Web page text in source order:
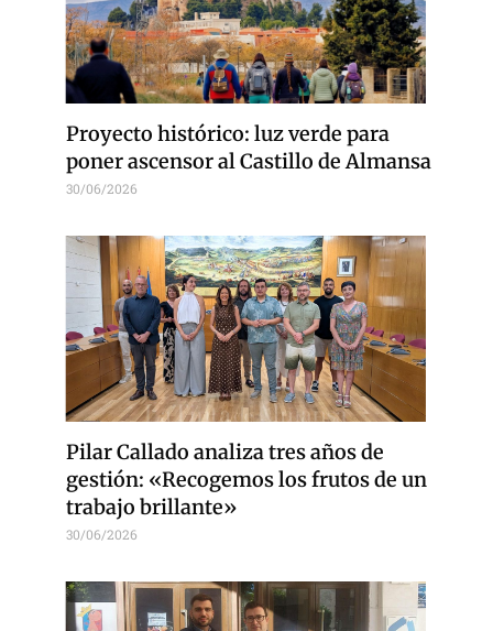
Proyecto histórico: luz verde para
poner ascensor al Castillo de Almansa
30/06/2026
Pilar Callado analiza tres años de
gestión: «Recogemos los frutos de un
trabajo brillante»
30/06/2026